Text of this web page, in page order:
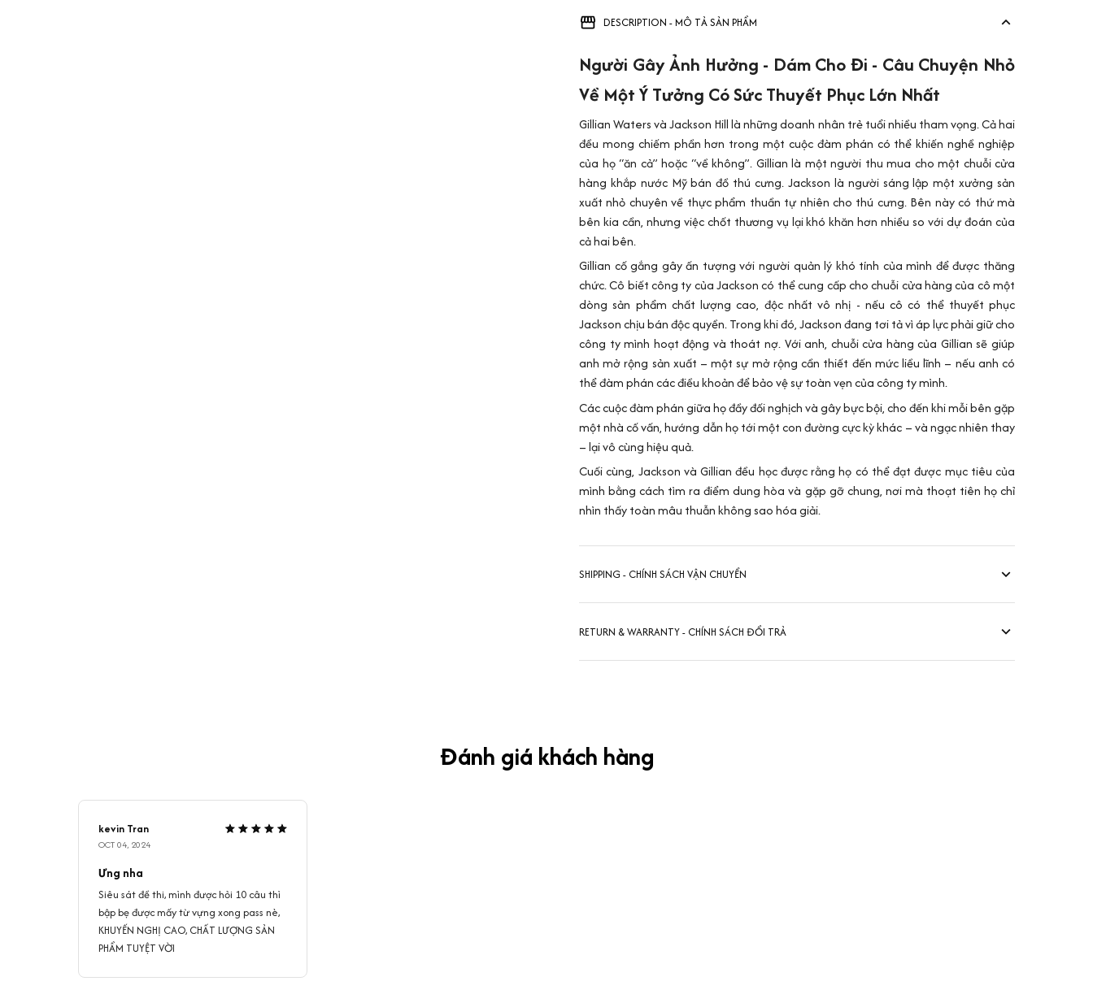
DESCRIPTION - MÔ TẢ SẢN PHẨM
Người Gây Ảnh Hưởng - Dám Cho Đi - Câu Chuyện Nhỏ
Về Một Ý Tưởng Có Sức Thuyết Phục Lớn Nhất
Gillian Waters và Jackson Hill là những doanh nhân trẻ tuổi nhiều tham vọng. Cả hai
đều mong chiếm phần hơn trong một cuộc đàm phán có thể khiến nghề nghiệp
của họ “ăn cả” hoặc “về không”. Gillian là một người thu mua cho một chuỗi cửa
hàng khắp nước Mỹ bán đồ thú cưng. Jackson là người sáng lập một xưởng sản
xuất nhỏ chuyên về thực phẩm thuần tự nhiên cho thú cưng. Bên này có thứ mà
bên kia cần, nhưng việc chốt thương vụ lại khó khăn hơn nhiều so với dự đoán của
cả hai bên.
Gillian cố gắng gây ấn tượng với người quản lý khó tính của mình để được thăng
chức. Cô biết công ty của Jackson có thể cung cấp cho chuỗi cửa hàng của cô một
dòng sản phẩm chất lượng cao, độc nhất vô nhị - nếu cô có thể thuyết phục
Jackson chịu bán độc quyền. Trong khi đó, Jackson đang tơi tả vì áp lực phải giữ cho
công ty mình hoạt động và thoát nợ. Với anh, chuỗi cửa hàng của Gillian sẽ giúp
anh mở rộng sản xuất – một sự mở rộng cần thiết đến mức liều lĩnh – nếu anh có
thể đàm phán các điều khoản để bảo vệ sự toàn vẹn của công ty mình.
Các cuộc đàm phán giữa họ đầy đối nghịch và gây bực bội, cho đến khi mỗi bên gặp
một nhà cố vấn, hướng dẫn họ tới một con đường cực kỳ khác – và ngạc nhiên thay
– lại vô cùng hiệu quả.
Cuối cùng, Jackson và Gillian đều học được rằng họ có thể đạt được mục tiêu của
mình bằng cách tìm ra điểm dung hòa và gặp gỡ chung, nơi mà thoạt tiên họ chỉ
nhìn thấy toàn mâu thuẫn không sao hóa giải.
SHIPPING - CHÍNH SÁCH VẬN CHUYỂN
RETURN & WARRANTY - CHÍNH SÁCH ĐỔI TRẢ
Đánh giá khách hàng
kevin Tran
OCT 04, 2024
Ưng nha
Siêu sát đề thi, mình được hỏi 10 câu thì
bập bẹ được mấy từ vựng xong pass nè,
KHUYẾN NGHỊ CAO, CHẤT LƯỢNG SẢN
PHẨM TUYỆT VỜI